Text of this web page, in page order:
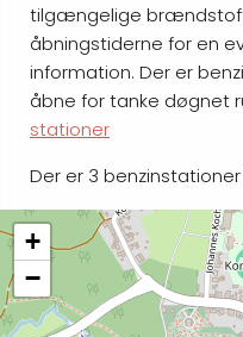
tilgængelige
åbningstiderne for en
information. Der er
åbne for tanke døgnet
stationer
Der er 3
+
−